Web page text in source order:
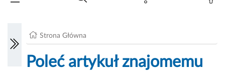
Strona Główna
Poleć artykuł znajomemu